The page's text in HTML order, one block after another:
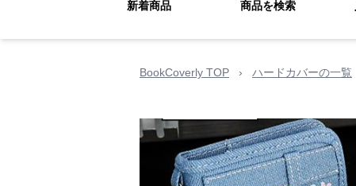
新着商品 商品を検索
BookCoverly TOP › ハードカバーの一覧